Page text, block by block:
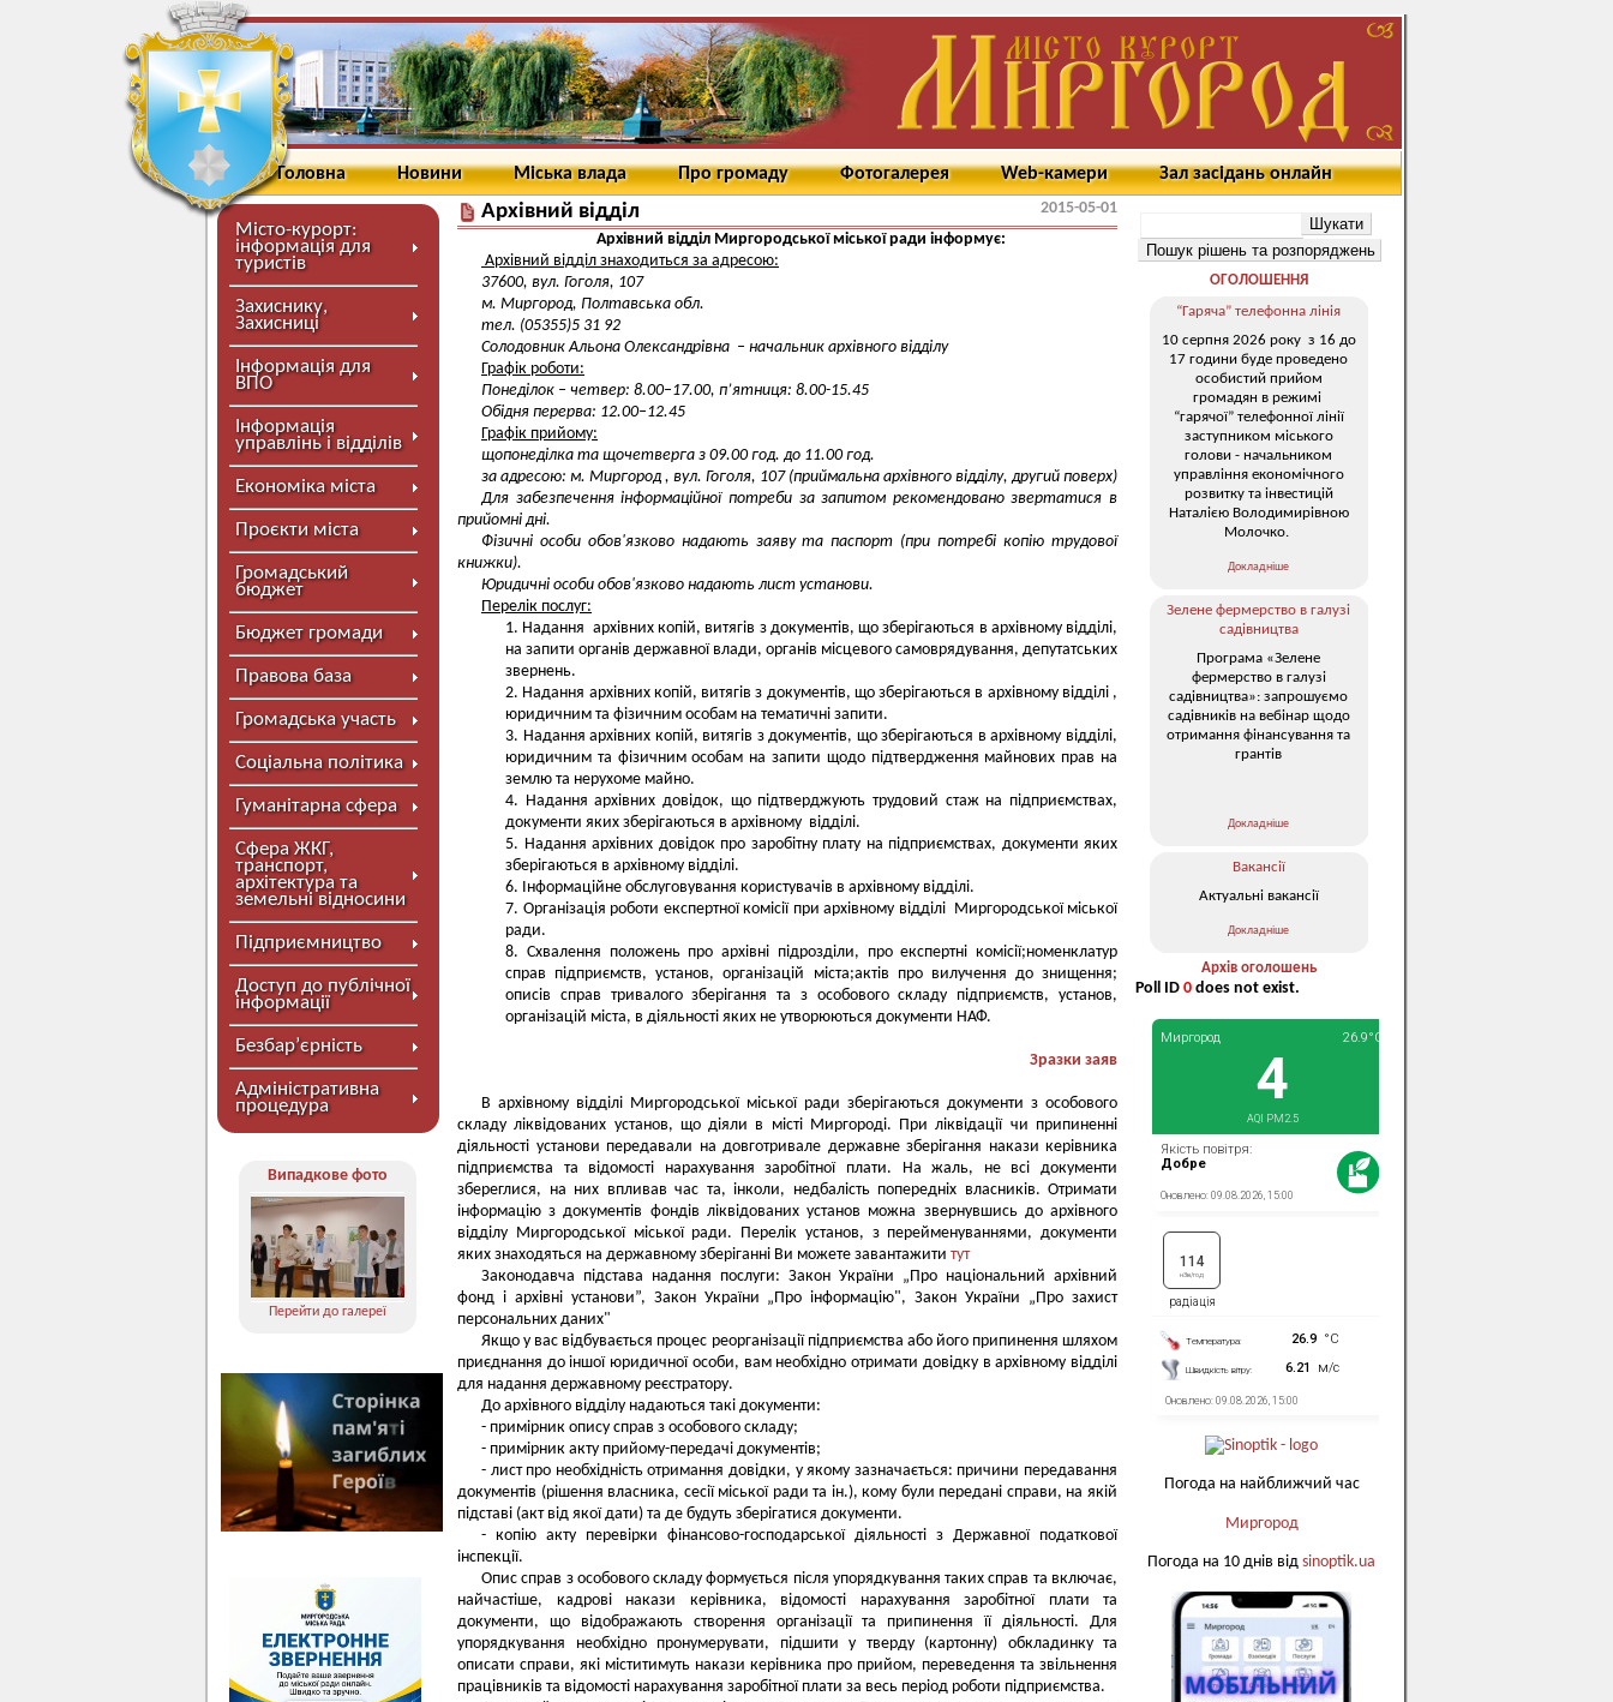
Головна Новини Міська влада Про громаду Фотогалерея Web-камери Зал засідань онлайн
Місто-курорт:
інформація для
туристів
Захиснику,
Захисниці
Інформація для
ВПО
Інформація
управлінь і відділів
Економіка міста
Проєкти міста
Громадський
бюджет
Бюджет громади
Правова база
Громадська участь
Соціальна політика
Гуманітарна сфера
Сфера ЖКГ,
транспорт,
архітектура та
земельні відносини
Підприємництво
Доступ до публічної
інформації
Безбар’єрність
Адміністративна
процедура
Випадкове фото
Перейти до галереї
Архівний відділ
2015-05-01
Архівний відділ Миргородської міської ради інформує:
Архівний відділ знаходиться за адресою:
37600, вул. Гоголя, 107
м. Миргород, Полтавська обл.
тел. (05355)5 31 92
Солодовник Альона Олександрівна – начальник архівного відділу
Графік роботи:
Понеділок – четвер: 8.00–17.00, п’ятниця: 8.00-15.45
Обідня перерва: 12.00–12.45
Графік прийому:
щопонеділка та щочетверга з 09.00 год. до 11.00 год.
за адресою: м. Миргород , вул. Гоголя, 107 (приймальна архівного відділу, другий поверх)
Для забезпечення інформаційної потреби за запитом рекомендовано звертатися в
прийомні дні.
Фізичні особи обов'язково надають заяву та паспорт (при потребі копію трудової
книжки).
Юридичні особи обов'язково надають лист установи.
Перелік послуг:
Надання архівних копій, витягів з документів, що зберігаються в архівному відділі,
на запити органів державної влади, органів місцевого самоврядування, депутатських
звернень.
Надання архівних копій, витягів з документів, що зберігаються в архівному відділі ,
юридичним та фізичним особам на тематичні запити.
Надання архівних копій, витягів з документів, що зберігаються в архівному відділі,
юридичним та фізичним особам на запити щодо підтвердження майнових прав на
землю та нерухоме майно.
Надання архівних довідок, що підтверджують трудовий стаж на підприємствах,
документи яких зберігаються в архівному відділі.
Надання архівних довідок про заробітну плату на підприємствах, документи яких
зберігаються в архівному відділі.
Інформаційне обслуговування користувачів в архівному відділі.
Організація роботи експертної комісії при архівному відділі Миргородської міської
ради.
Схвалення положень про архівні підрозділи, про експертні комісії;номенклатур
справ підприємств, установ, організацій міста;актів про вилучення до знищення;
описів справ тривалого зберігання та з особового складу підприємств, установ,
організацій міста, в діяльності яких не утворюються документи НАФ.
Зразки заяв
В архівному відділі Миргородської міської ради зберігаються документи з особового
складу ліквідованих установ, що діяли в місті Миргороді. При ліквідації чи припиненні
діяльності установи передавали на довготривале державне зберігання накази керівника
підприємства та відомості нарахування заробітної плати. На жаль, не всі документи
збереглися, на них впливав час та, інколи, недбалість попередніх власників. Отримати
інформацію з документів фондів ліквідованих установ можна звернувшись до архівного
відділу Миргородської міської ради. Перелік установ, з перейменуваннями, документи
яких знаходяться на державному зберіганні Ви можете завантажити тут
Законодавча підстава надання послуги: Закон України „Про національний архівний
фонд і архівні установи”, Закон України „Про інформацію", Закон України „Про захист
персональних даних"
Якщо у вас відбувається процес реорганізації підприємства або його припинення шляхом
приєднання до іншої юридичної особи, вам необхідно отримати довідку в архівному відділі
для надання державному реєстратору.
До архівного відділу надаються такі документи:
- примірник опису справ з особового складу;
- примірник акту прийому-передачі документів;
- лист про необхідність отримання довідки, у якому зазначається: причини передавання
документів (рішення власника, сесії міської ради та ін.), кому були передані справи, на якій
підставі (акт від якої дати) та де будуть зберігатися документи.
- копію акту перевірки фінансово-господарської діяльності з Державної податкової
інспекції.
Опис справ з особового складу формується після упорядкування таких справ та включає,
найчастіше, кадрові накази керівника, відомості нарахування заробітної плати та
документи, що відображають створення організації та припинення її діяльності. Для
упорядкування необхідно пронумерувати, підшити у тверду (картонну) обкладинку та
описати справи, які міститимуть накази керівника про прийом, переведення та звільнення
працівників та відомості нарахування заробітної плати за весь період роботи підприємства.
ОГОЛОШЕННЯ
“Гаряча” телефонна лінія
10 серпня 2026 року з 16 до
17 години буде проведено
особистий прийом
громадян в режимі
“гарячої” телефонної лінії
заступником міського
голови - начальником
управління економічного
розвитку та інвестицій
Наталією Володимирівною
Молочко.
Докладніше
Зелене фермерство в галузі
садівництва
Програма «Зелене
фермерство в галузі
садівництва»: запрошуємо
садівників на вебінар щодо
отримання фінансування та
грантів
Докладніше
Вакансії
Актуальні вакансії
Докладніше
Архів оголошень
Poll ID 0 does not exist.
Погода на найближчий час
Миргород
Погода на 10 днів від sinoptik.ua